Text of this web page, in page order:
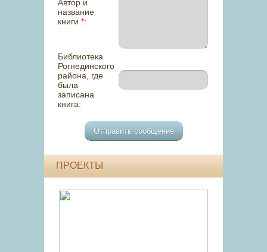
Автор и
название
книги *:
Библиотека
Рогнединского
района, где
была
записана
книга:
ПРОЕКТЫ